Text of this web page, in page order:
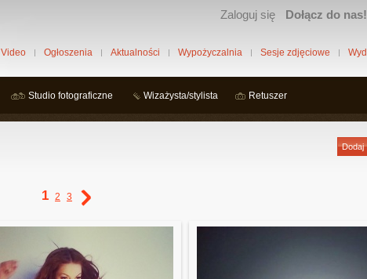
Zaloguj się Dołącz do nas!
Video Ogłoszenia Aktualności Wypożyczalnia Sesje zdjęciowe
Studio fotograficzne Wizażysta/stylista Retuszer
1 2 3